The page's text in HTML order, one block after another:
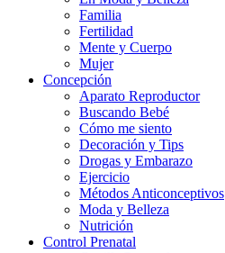
Familia
Fertilidad
Mente y Cuerpo
Mujer
Concepción
Aparato Reproductor
Buscando Bebé
Cómo me siento
Decoración y Tips
Drogas y Embarazo
Ejercicio
Métodos Anticonceptivos
Moda y Belleza
Nutrición
Control Prenatal